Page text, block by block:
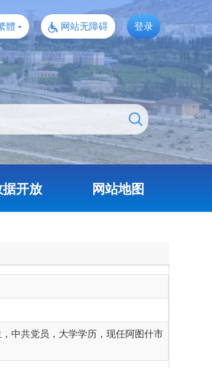
體 网站无障碍 登录
开放 网站地图
中共党员，大学学历，现任阿图什市